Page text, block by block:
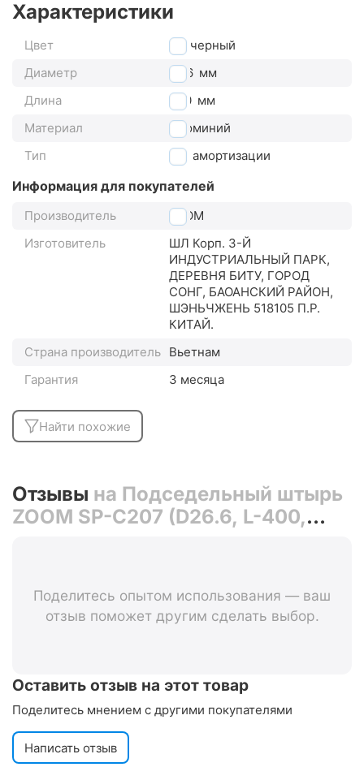
Характеристики
Цвет
черный
Диаметр
26.6 мм
Длина
400 мм
Материал
алюминий
Тип
без амортизации
Информация для покупателей
Производитель
ZOOM
Изготовитель
ШЛ Корп. 3-Й
ИНДУСТРИАЛЬНЫЙ ПАРК,
ДЕРЕВНЯ БИТУ, ГОРОД
СОНГ, БАОАНСКИЙ РАЙОН,
ШЭНЬЧЖЕНЬ 518105 П.Р.
КИТАЙ.
Страна производитель Вьетнам
Гарантия
3 месяца
Найти похожие
Отзывы на Подседельный штырь
ZOOM SP-C207 (D26.6, L-400,
Поделитесь опытом использования — ваш
отзыв поможет другим сделать выбор.
Оставить отзыв на этот товар
Поделитесь мнением с другими покупателями
Написать отзыв